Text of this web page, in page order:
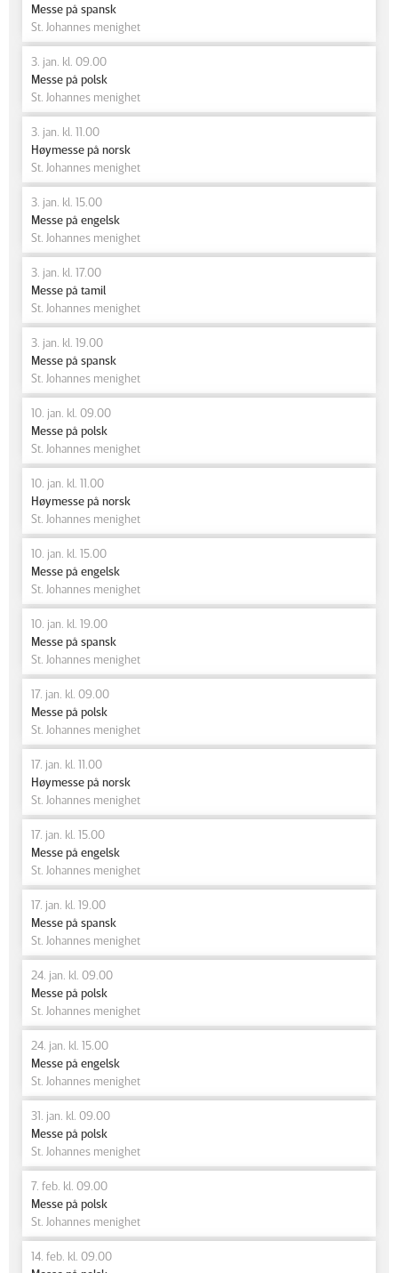
Messe på spansk
St. Johannes menighet
3. jan. kl. 09.00
Messe på polsk
St. Johannes menighet
3. jan. kl. 11.00
Høymesse på norsk
St. Johannes menighet
3. jan. kl. 15.00
Messe på engelsk
St. Johannes menighet
3. jan. kl. 17.00
Messe på tamil
St. Johannes menighet
3. jan. kl. 19.00
Messe på spansk
St. Johannes menighet
10. jan. kl. 09.00
Messe på polsk
St. Johannes menighet
10. jan. kl. 11.00
Høymesse på norsk
St. Johannes menighet
10. jan. kl. 15.00
Messe på engelsk
St. Johannes menighet
10. jan. kl. 19.00
Messe på spansk
St. Johannes menighet
17. jan. kl. 09.00
Messe på polsk
St. Johannes menighet
17. jan. kl. 11.00
Høymesse på norsk
St. Johannes menighet
17. jan. kl. 15.00
Messe på engelsk
St. Johannes menighet
17. jan. kl. 19.00
Messe på spansk
St. Johannes menighet
24. jan. kl. 09.00
Messe på polsk
St. Johannes menighet
24. jan. kl. 15.00
Messe på engelsk
St. Johannes menighet
31. jan. kl. 09.00
Messe på polsk
St. Johannes menighet
7. feb. kl. 09.00
Messe på polsk
St. Johannes menighet
14. feb. kl. 09.00